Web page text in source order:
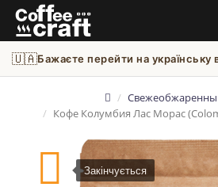
🇺🇦Бажаєте перейти на українську
Кофе Колумбия Лас Морас
Закінчується